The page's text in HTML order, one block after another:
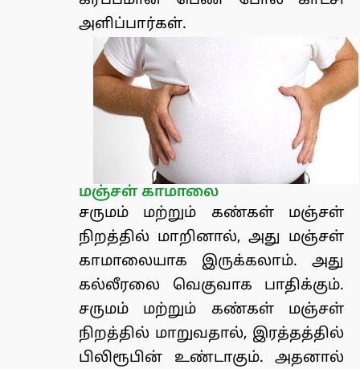
அளிப்பார்கள்.
மஞ்சள் காமாலை
சருமம் மற்றும் கண்கள் மஞ்சள்
நிறத்தில் மாறினால், அது மஞ்சள்
காமாலையாக இருக்கலாம். அது
கல்லீரலை வெகுவாக பாதிக்கும்.
சருமம் மற்றும் கண்கள் மஞ்சள்
நிறத்தில் மாறுவதால், இரத்தத்தில்
பிலிரூபின் உண்டாகும். அதனால்